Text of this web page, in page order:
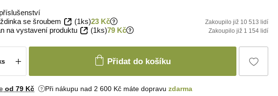
se šroubem
(1ks)23 Kč Zakoupilo již 10 513 lidí
na vystavení produktu (1ks)79 Kč Zakoupilo již 1 154 lidí
Přidat do košíku
od 79 Kč Při nákupu nad 2 600 Kč máte dopravu zdarma